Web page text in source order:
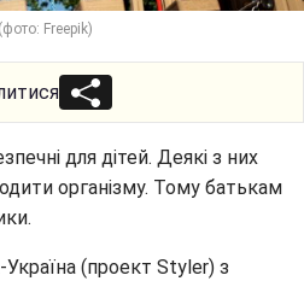
Freepik)
для дітей. Деякі з них
організму. Тому батькам
(проект Styler) з